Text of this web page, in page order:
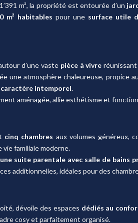
m², la propriété est entourée d’un
m² habitables pour une surface utile
d’une vaste pièce à vivre réunissant
une atmosphère chaleureuse, propice
caractère intemporel.
aménagée, allie esthétisme et
cinq chambres aux volumes généreux,
vie familiale moderne.
une suite parentale avec salle de bains
additionnelles, idéales pour des
dévoile des espaces dédiés au
cosy et parfaitement organisé.